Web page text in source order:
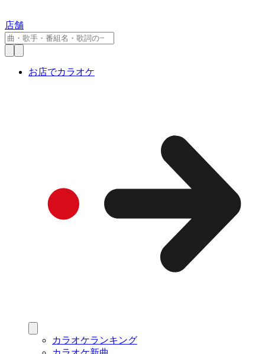
店舗
お店でカラオケ
カラオケランキング